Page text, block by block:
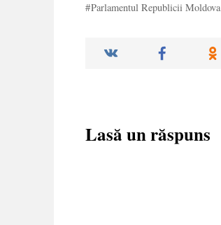
Parlamentul Republicii Moldova
Lasă un răspuns